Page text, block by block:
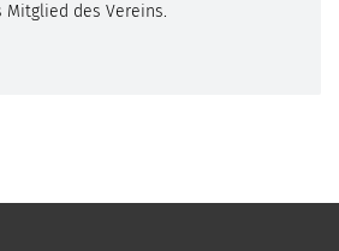
des Vereins.